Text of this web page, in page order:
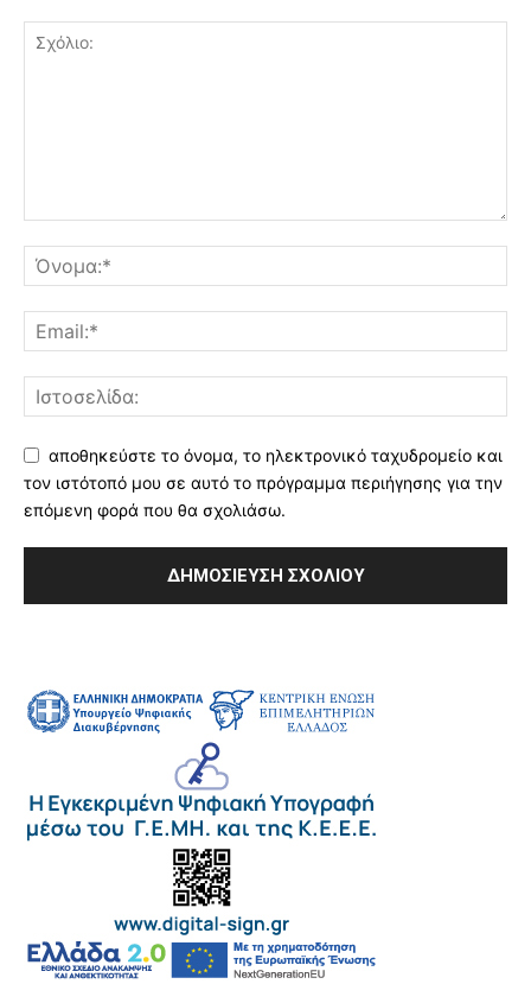
αποθηκεύστε το όνομα, το ηλεκτρονικό ταχυδρομείο και
τον ιστότοπό μου σε αυτό το πρόγραμμα περιήγησης για την
επόμενη φορά που θα σχολιάσω.